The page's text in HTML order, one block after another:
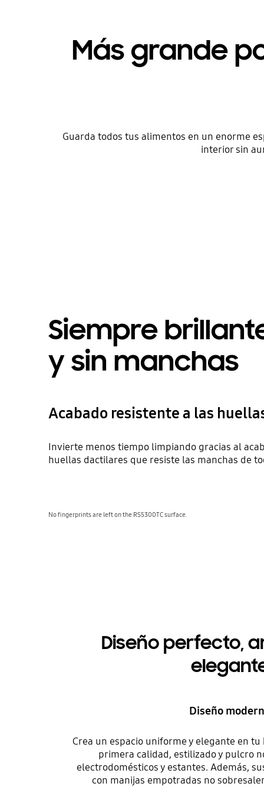
Más grande
Guarda todos tus alimentos en un enorme
interior sin
Siempre
y sin manchas
Acabado resistente a las
Invierte menos tiempo limpiando gracias al
huellas dactilares que resiste las manchas de
No fingerprints are left on the RS5300TC surface.
Diseño perfecto,
Diseño
Crea un espacio uniforme y elegante en
primera calidad, estilizado y pulcro
electrodomésticos y estantes. Además,
con manijas empotradas no